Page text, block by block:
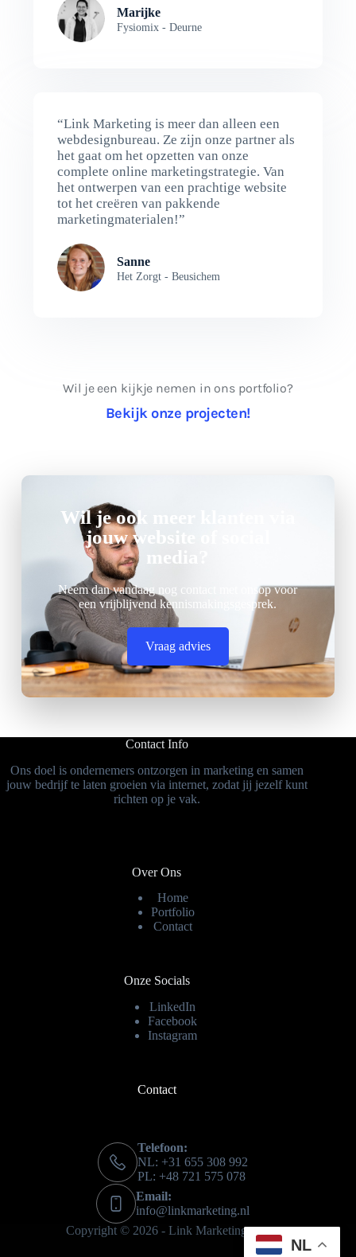
Marijke
Fysiomix - Deurne
“Link Marketing is meer dan alleen een
webdesignbureau. Ze zijn onze partner als
het gaat om het opzetten van onze
complete online marketingstrategie. Van
het ontwerpen van een prachtige website
tot het creëren van pakkende
marketingmaterialen!”
Sanne
Het Zorgt - Beusichem
Wil je een kijkje nemen in ons portfolio?
Bekijk onze projecten!
Wil je ook meer klanten via
jouw website of social
media?
Neem dan vandaag nog contact met onsop voor
een vrijblijvend kennismakingsgesprek.
Vraag advies
Contact Info
Ons doel is ondernemers ontzorgen in marketing en samen
jouw bedrijf te laten groeien via internet, zodat jij jezelf kunt
richten op je vak.
Over Ons
Home
Portfolio
Contact
Onze Socials
LinkedIn
Facebook
Instagram
Contact
Telefoon:
NL: +31 655 308 992
PL: +48 721 575 078
Email:
info@linkmarketing.nl
Copyright © 2026 -Link Marketing
NL